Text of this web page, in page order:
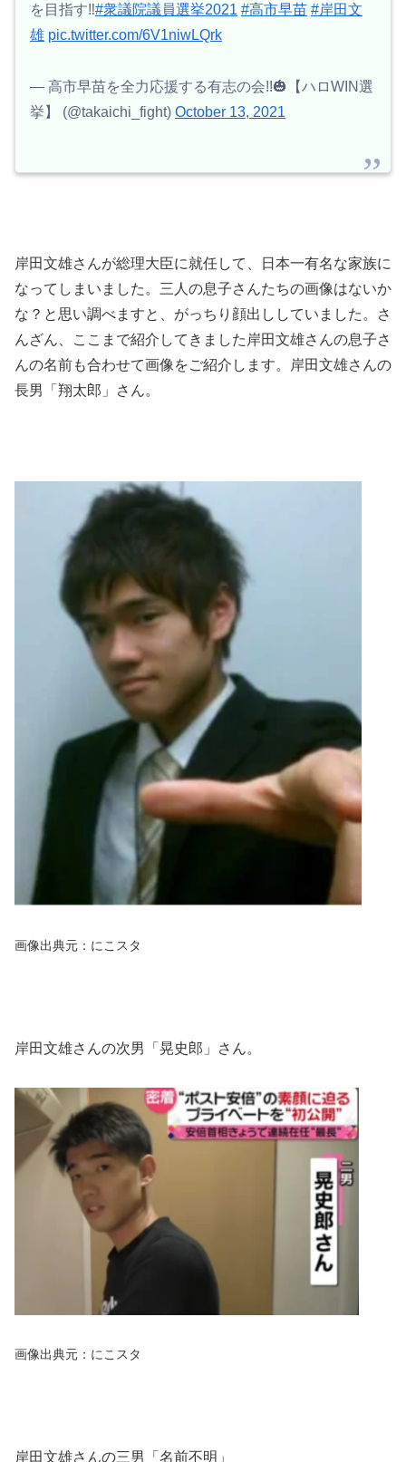
を目指す‼️#衆議院議員選挙2021 #高市早苗 #岸田文
雄 pic.twitter.com/6V1niwLQrk
— 高市早苗を全力応援する有志の会!!🎃【ハロWIN選
挙】 (@takaichi_fight) October 13, 2021
岸田文雄さんが総理大臣に就任して、日本一有名な家族に
なってしまいました。三人の息子さんたちの画像はないか
な？と思い調べますと、がっちり顔出ししていました。さ
んざん、ここまで紹介してきました岸田文雄さんの息子さ
んの名前も合わせて画像をご紹介します。岸田文雄さんの
長男「翔太郎」さん。
画像出典元：にこスタ
岸田文雄さんの次男「晃史郎」さん。
画像出典元：にこスタ
岸田文雄さんの三男「名前不明」